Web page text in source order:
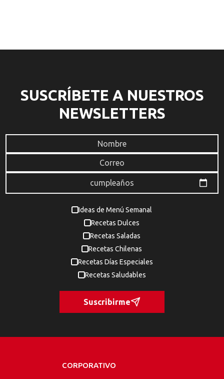
SUSCRÍBETE A NUESTROS
NEWSLETTERS
Ideas de Menú Semanal
Recetas Dulces
Recetas Saladas
Recetas Chilenas
Recetas Días Especiales
Recetas Saludables
Suscribirme
CORPORATIVO